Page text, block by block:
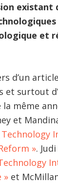
existant
et
d’un
et surtout
même
et
Technology
».
» et